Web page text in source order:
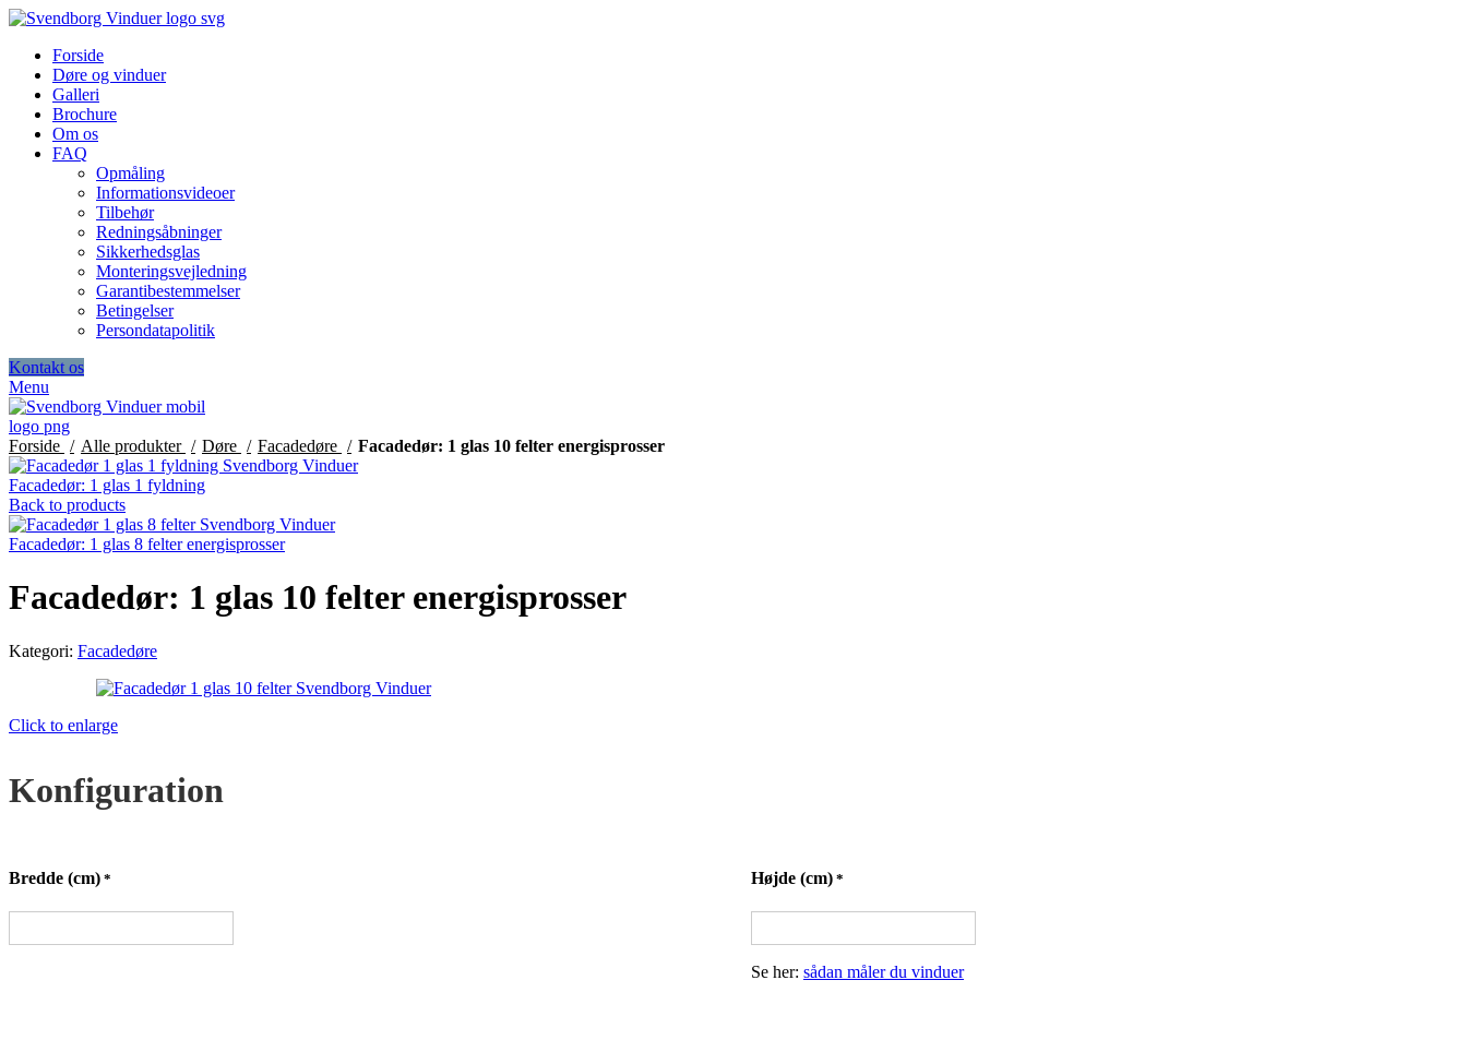
Forside
Døre og vinduer
Galleri
Brochure
Om os
FAQ
Opmåling
Informationsvideoer
Tilbehør
Redningsåbninger
Sikkerhedsglas
Monteringsvejledning
Garantibestemmelser
Betingelser
Persondatapolitik
Kontakt os
Menu
Forside Alle produkter Døre Facadedøre Facadedør: 1 glas 10 felter energisprosser
Facadedør: 1 glas 1 fyldning
Back to products
Facadedør: 1 glas 8 felter energisprosser
Facadedør: 1 glas 10 felter energisprosser
Kategori: Facadedøre
Click to enlarge
Konfiguration
Bredde (cm) * Højde (cm) *
Se her: sådan måler du vinduer